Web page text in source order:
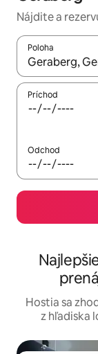
Nájdite a
Poloha
Keď budú
Príchod
Odchod
Hostia sa
z hľadiska